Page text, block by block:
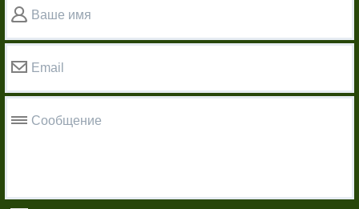
Ваше имя
Email
Сообщение